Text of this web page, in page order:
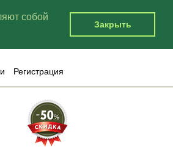
собой
Закрыть
Регистрация